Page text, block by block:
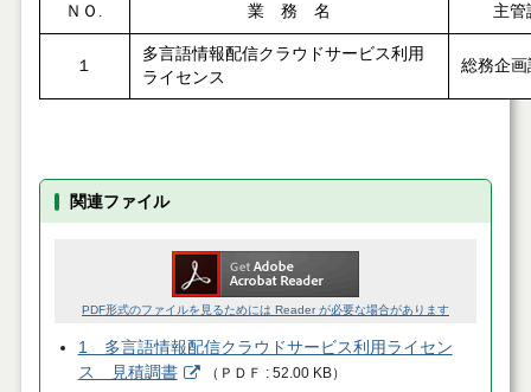
ＮＯ. 業 務 名 主管
１
多言語情報配信クラウドサービス利用
ライセンス
総務企画
関連ファイル
PDF形式のファイルを見るためには Reader が必要な場合があります
1 多言語情報配信クラウドサービス利用ライセン
ス 見積調書
（ ＰＤＦ 52.00 KB）